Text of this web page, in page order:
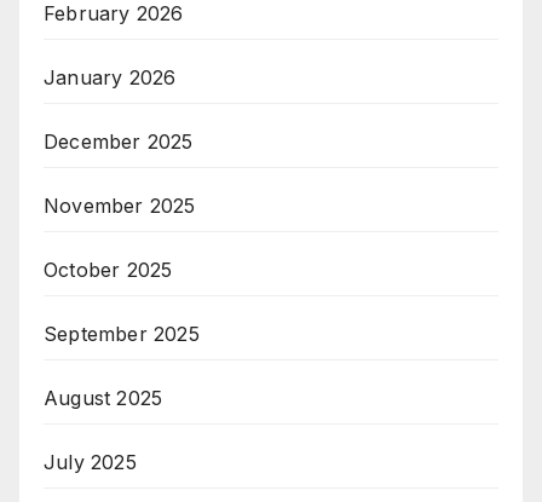
February 2026
January 2026
December 2025
November 2025
October 2025
September 2025
August 2025
July 2025